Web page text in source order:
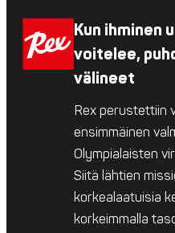
Kun ihminen
voitelee,
välineet
Rex perustettiin
ensimmäinen
Olympialaisten
Siitä lähtien
korkealaatuisia
korkeimmalla